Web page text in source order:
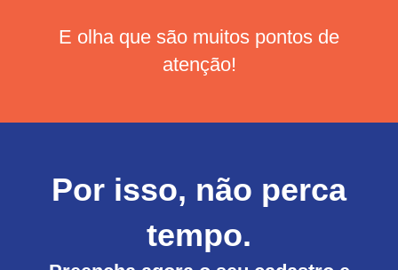
E olha que são muitos pontos de
atenção!
Por isso, não perca
tempo.